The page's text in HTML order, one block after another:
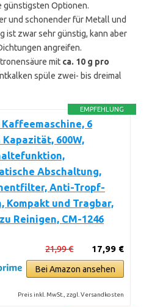
günstigsten Optionen.
und schonender für Metall und
ist zwar sehr günstig, kann aber
angreifen.
mit ca. 10 g pro
spüle zwei- bis dreimal
EMPFEHLUNG
6
Kapazität, 600W,
Abschaltung,
Anti-Tropf-
Kompakt und Tragbar,
Reinigen, CM-1246
17,99 €
21,99 €
Bei Amazon ansehen
Preis inkl. MwSt., zzgl. Versandkosten